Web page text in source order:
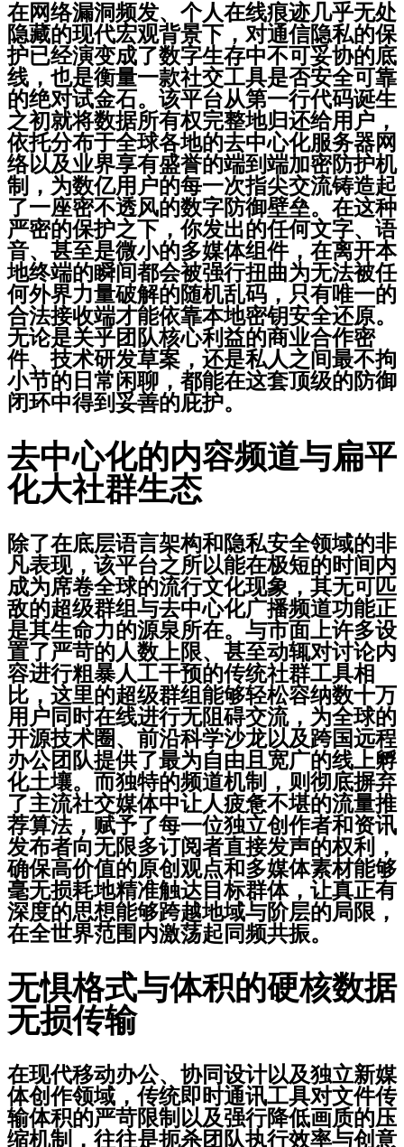
在网络漏洞频发、个人在线痕迹几乎无处
隐藏的现代宏观背景下，对通信隐私的保
护已经演变成了数字生存中不可妥协的底
线，也是衡量一款社交工具是否安全可靠
的绝对试金石。该平台从第一行代码诞生
之初就将数据所有权完整地归还给用户，
依托分布于全球各地的去中心化服务器网
络以及业界享有盛誉的端到端加密防护机
制，为数亿用户的每一次指尖交流铸造起
了一座密不透风的数字防御壁垒。在这种
严密的保护之下，你发出的任何文字、语
音、甚至是微小的多媒体组件，在离开本
地终端的瞬间都会被强行扭曲为无法被任
何外界力量破解的随机乱码，只有唯一的
合法接收端才能依靠本地密钥安全还原。
无论是关乎团队核心利益的商业合作密
件、技术研发草案，还是私人之间最不拘
小节的日常闲聊，都能在这套顶级的防御
闭环中得到妥善的庇护。
去中心化的内容频道与扁平
化大社群生态
除了在底层语言架构和隐私安全领域的非
凡表现，该平台之所以能在极短的时间内
成为席卷全球的流行文化现象，其无可匹
敌的超级群组与去中心化广播频道功能正
是其生命力的源泉所在。与市面上许多设
置了严苛的人数上限、甚至动辄对讨论内
容进行粗暴人工干预的传统社群工具相
比，这里的超级群组能够轻松容纳数十万
用户同时在线进行无阻碍交流，为全球的
开源技术圈、前沿科学沙龙以及跨国远程
办公团队提供了最为自由且宽广的线上孵
化土壤。而独特的频道机制，则彻底摒弃
了主流社交媒体中让人疲惫不堪的流量推
荐算法，赋予了每一位独立创作者和资讯
发布者向无限多订阅者直接发声的权利，
确保高价值的原创观点和多媒体素材能够
毫无损耗地精准触达目标群体，让真正有
深度的思想能够跨越地域与阶层的局限，
在全世界范围内激荡起同频共振。
无惧格式与体积的硬核数据
无损传输
在现代移动办公、协同设计以及独立新媒
体创作领域，传统即时通讯工具对文件传
输体积的严苛限制以及强行降低画质的压
缩机制，往往是扼杀团队执行效率与创意